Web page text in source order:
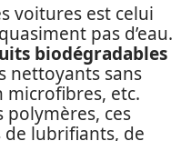
voitures est celui
pas d’eau.
biodégradables
nettoyants sans
microfibres, etc.
polymères, ces
lubrifiants, de